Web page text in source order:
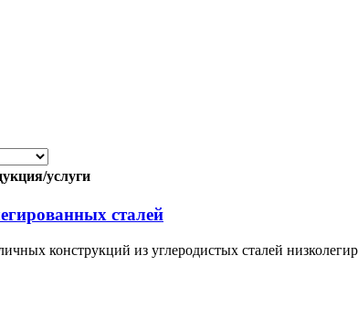
услуги
сталей
конструкций из углеродистых сталей